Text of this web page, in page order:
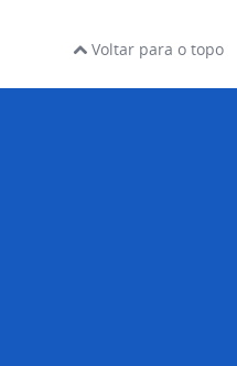
Voltar para o topo